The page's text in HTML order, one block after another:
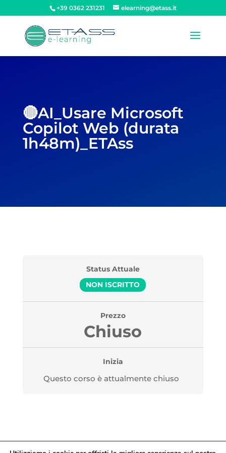
+39 0362 231231 elearning@etass.it
🔴AI_Usare Microsoft
Copilot Web (durata
1h48m)_ETAss
Status Attuale
NON ISCRITTO
Prezzo
Chiuso
Inizia
Questo corso è attualmente chiuso